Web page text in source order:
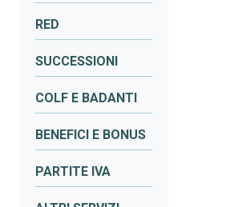
RED
SUCCESSIONI
COLF E BADANTI
BENEFICI E BONUS
PARTITE IVA